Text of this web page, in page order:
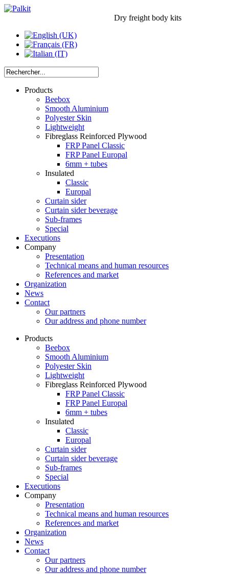
Dry freight body kits
Products
Beebox
Smooth Aluminium
Polyester Skin
Lightweight
Fibreglass Reinforced Plywood
FRP Panel Classic
FRP Panel Europal
6mm + tubes
Insulated
Classic
Europal
Curtain sider
Curtain sider beverage
Sub-frames
Special
Executions
Company
Presentation
Technical means and human resources
References and market
Organization
News
Contact
Our partners
Our address and phone number
Products
Beebox
Smooth Aluminium
Polyester Skin
Lightweight
Fibreglass Reinforced Plywood
FRP Panel Classic
FRP Panel Europal
6mm + tubes
Insulated
Classic
Europal
Curtain sider
Curtain sider beverage
Sub-frames
Special
Executions
Company
Presentation
Technical means and human resources
References and market
Organization
News
Contact
Our partners
Our address and phone number